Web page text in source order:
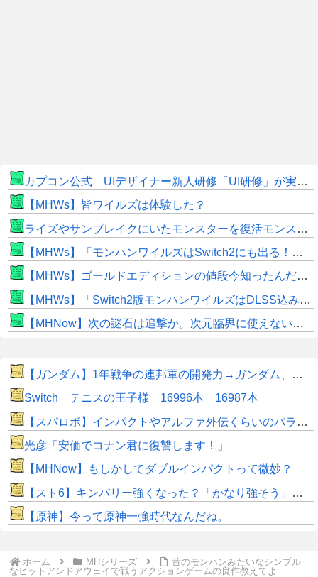
カプコン公式 UIデザイナー新人研修「UI研修」が実装まで進みました！
【MHWs】皆ワイルズは体験した？
ライズやサンブレイクにいたモンスターを復活モンスターと呼ぶのはやめよう
【MHWs】「モンハンワイルズはSwitch2にも出る！」👈こいつにかけたい言葉ｗｗｗｗｗｗｗｗｗ
【MHWs】ゴールドエディションの値段今知ったんだけどやっっっっっっすwwwww
【MHWs】「Switch2版モンハンワイルズはDLSS込みで最大1440p動作」
【MHNow】次の謎石は追撃か。次元臨界に使えない時点で闘気活性以下のスキルだわ
【ガンダム】1年戦争の連邦軍の開発力→ガンダム、ガンキャノン、ガンタンク、ジム、ボール
Switch テニスの王子様 16996本 16987本
【スパロボ】インパクトやアルファ外伝くらいのバランス求む！！ → インパクトも最終的にはコアブースターで雑魚は一撃で倒せてたけどね
光彦「安価でコナン君に復讐します！」
【MHNow】もしかしてダブルインパクトって微妙？
【スト6】キンバリー強くなった？「かなり強そう」「勝てなくなった」
【原神】今って原神一強時代なんだね。
ホーム MHシリーズ
昔のモンハンみたいなシンプル
なヒットアンドアウェイで戦うアクションゲームの良作教えてよ